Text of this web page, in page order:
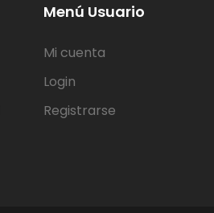
Menú Usuario
Mi cuenta
Login
Registrarse